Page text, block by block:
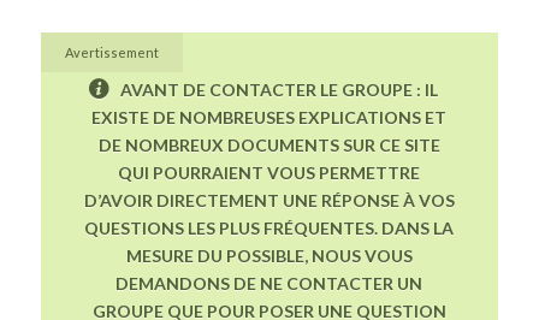
Avertissement
AVANT DE CONTACTER LE GROUPE : IL
EXISTE DE NOMBREUSES EXPLICATIONS ET
DE NOMBREUX DOCUMENTS SUR CE SITE
QUI POURRAIENT VOUS PERMETTRE
D’AVOIR DIRECTEMENT UNE RÉPONSE À VOS
QUESTIONS LES PLUS FRÉQUENTES. DANS LA
MESURE DU POSSIBLE, NOUS VOUS
DEMANDONS DE NE CONTACTER UN
GROUPE QUE POUR POSER UNE QUESTION